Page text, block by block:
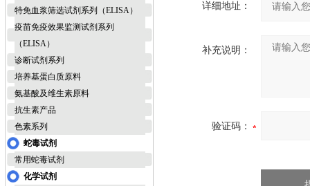
特免血浆筛选试剂系列（ELISA）
疫苗免疫效果监测试剂系列
（ELISA）
诊断试剂系列
培养基蛋白质原料
氨基酸及维生素原料
抗生素产品
色素系列
蛇毒试剂
常用蛇毒试剂
化学试剂
详细地址：
补充说明：
验证码：